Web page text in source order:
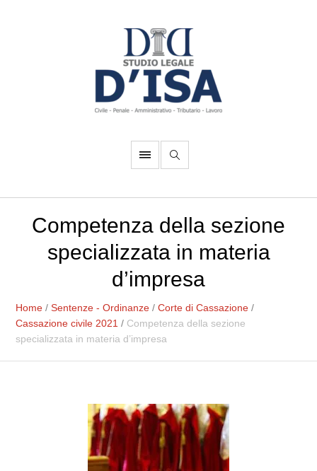
Competenza della sezione
specializzata in materia
d’impresa
Home /Sentenze - Ordinanze /Corte di Cassazione /
Cassazione civile 2021 / Competenza della sezione
specializzata in materia d’impresa